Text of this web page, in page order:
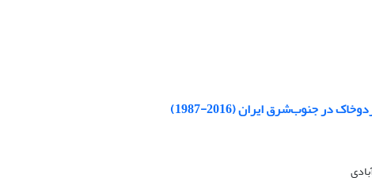
جنوب‌شرق ایران (2016-1987)